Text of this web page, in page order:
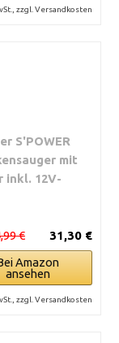
zzgl. Versandkosten
S'POWER
mit
inkl. 12V-
31,30 €
€
Amazon
ansehen
zzgl. Versandkosten